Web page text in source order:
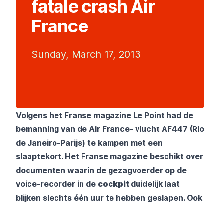
fatale crash Air
France
Sunday, March 17, 2013
Volgens het Franse magazine Le Point had de
bemanning van de Air France- vlucht AF447 (Rio
de Janeiro-Parijs) te kampen met een
slaaptekort. Het Franse magazine beschikt over
documenten waarin de gezagvoerder op de
voice-recorder in de cockpit duidelijk laat
blijken slechts één uur te hebben geslapen. Ook